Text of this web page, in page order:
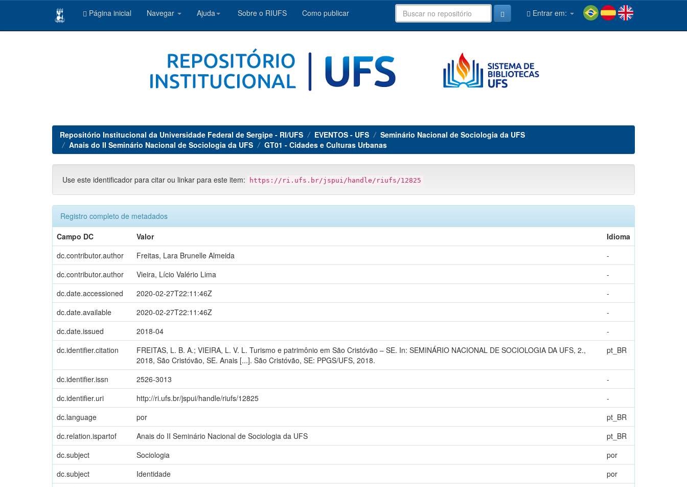
Página inicial Navegar Ajuda Sobre o RIUFS Como publicar Entrar em:
Repositório Institucional da Universidade Federal de Sergipe - RI/UFS EVENTOS - UFS
Seminário Nacional de Sociologia da UFS
Anais do II Seminário Nacional de Sociologia da UFS
GT01 - Cidades e Culturas Urbanas
Use este identificador para citar ou linkar para este item: https://ri.ufs.br/jspui/handle/riufs/12825
Registro completo de metadados
Campo DC
Valor
Idioma
dc.contributor.author
Freitas, Lara Brunelle Almeida
-
dc.contributor.author
Vieira, Lício Valério Lima
-
dc.date.accessioned
2020-02-27T22:11:46Z
-
dc.date.available
2020-02-27T22:11:46Z
-
dc.date.issued
2018-04
-
dc.identifier.citation
FREITAS, L. B. A.; VIEIRA, L. V. L. Turismo e patrimônio em São Cristóvão – SE. In: SEMINÁRIO NACIONAL DE SOCIOLOGIA DA UFS, 2.,
2018, São Cristóvão, SE. Anais [...]. São Cristóvão, SE: PPGS/UFS, 2018.
pt_BR
dc.identifier.issn 2526-3013
-
dc.identifier.uri
http://ri.ufs.br/jspui/handle/riufs/12825
-
dc.language
por
pt_BR
dc.relation.ispartof
Anais do II Seminário Nacional de Sociologia da UFS
pt_BR
dc.subject
Sociologia
por
dc.subject
Identidade
por